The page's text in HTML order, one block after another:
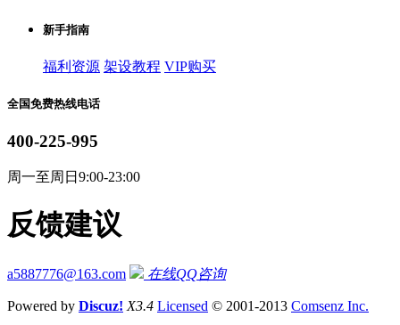
新手指南
福利资源 架设教程 VIP购买
全国免费热线电话
400-225-995
周一至周日9:00-23:00
反馈建议
a5887776@163.com 在线QQ咨询
Powered by Discuz! X3.4 Licensed © 2001-2013 Comsenz Inc.